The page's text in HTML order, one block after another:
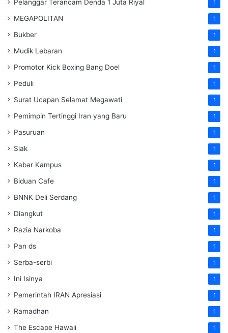
Pelanggar Terancam Denda 1 Juta Riyal 1
MEGAPOLITAN 1
Bukber 1
Mudik Lebaran 1
Promotor Kick Boxing Bang Doel 1
Peduli 1
Surat Ucapan Selamat Megawati 1
Pemimpin Tertinggi Iran yang Baru 1
Pasuruan 1
Siak 1
Kabar Kampus 1
Biduan Cafe 1
BNNK Deli Serdang 1
Diangkut 1
Razia Narkoba 1
Pan ds 1
Serba-serbi 1
Ini Isinya 1
Pemerintah IRAN Apresiasi 1
Ramadhan 1
The Escape Hawaii 1